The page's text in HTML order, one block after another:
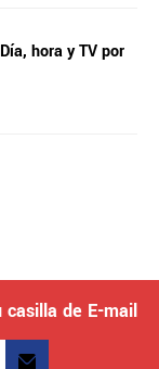
hora y TV por
de E-mail